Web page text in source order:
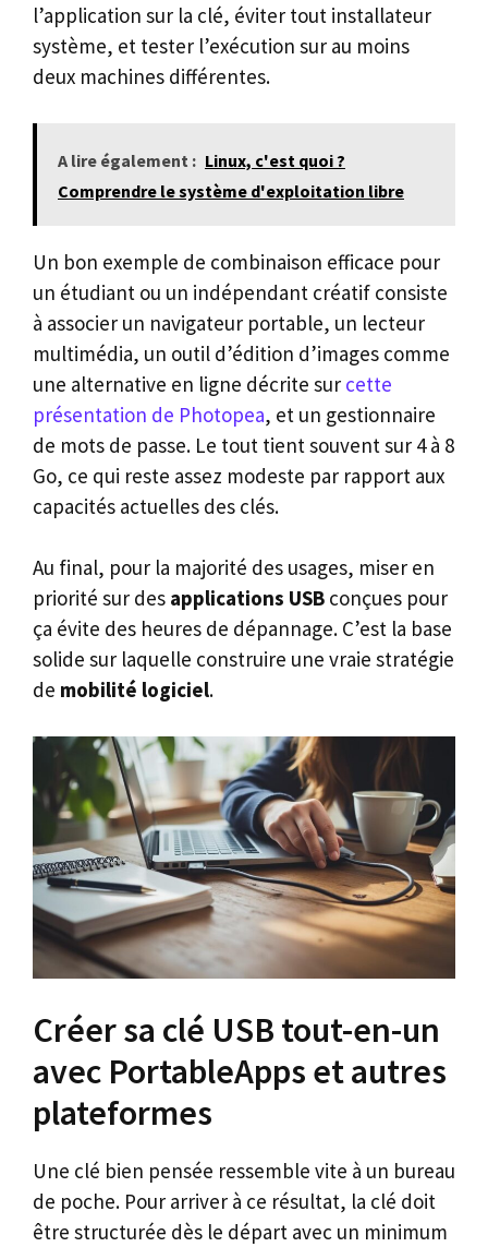
l’application sur la clé, éviter tout installateur
système, et tester l’exécution sur au moins
deux machines différentes.
A lire également : Linux, c'est quoi ?
Comprendre le système d'exploitation libre
Un bon exemple de combinaison efficace pour
un étudiant ou un indépendant créatif consiste
à associer un navigateur portable, un lecteur
multimédia, un outil d’édition d’images comme
une alternative en ligne décrite sur cette
présentation de Photopea, et un gestionnaire
de mots de passe. Le tout tient souvent sur 4 à 8
Go, ce qui reste assez modeste par rapport aux
capacités actuelles des clés.
Au final, pour la majorité des usages, miser en
priorité sur des applications USB conçues pour
ça évite des heures de dépannage. C’est la base
solide sur laquelle construire une vraie stratégie
de mobilité logiciel.
Créer sa clé USB tout-en-un
avec PortableApps et autres
plateformes
Une clé bien pensée ressemble vite à un bureau
de poche. Pour arriver à ce résultat, la clé doit
être structurée dès le départ avec un minimum